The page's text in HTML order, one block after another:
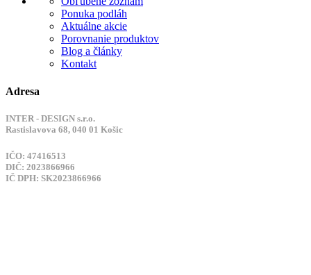
Ponuka podláh
Aktuálne akcie
Porovnanie produktov
Blog a články
Kontakt
Adresa
INTER - DESIGN s.r.o.
Rastislavova 68, 040 01 Košic
IČO: 47416513
DIČ: 2023866966
IČ DPH: SK2023866966